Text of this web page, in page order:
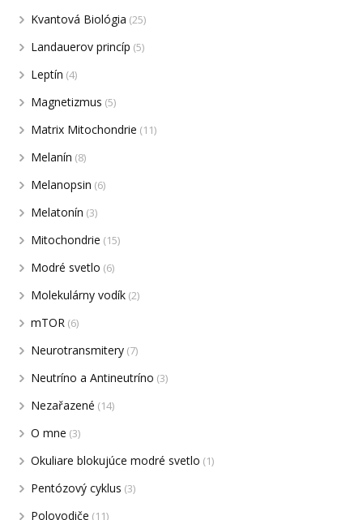
Kvantová Biológia (25)
Landauerov princíp (5)
Leptín (4)
Magnetizmus (5)
Matrix Mitochondrie (11)
Melanín (8)
Melanopsin (6)
Melatonín (3)
Mitochondrie (15)
Modré svetlo (6)
Molekulárny vodík (2)
mTOR (6)
Neurotransmitery (7)
Neutríno a Antineutríno (3)
Nezařazené (14)
O mne (3)
Okuliare blokujúce modré svetlo (1)
Pentózový cyklus (3)
Polovodiče (11)